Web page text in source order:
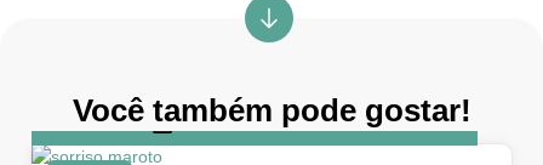
Você também pode gostar!
DIA5 de abril de 2026